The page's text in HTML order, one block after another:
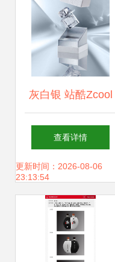
灰白银 站酷Zcool
平台上的创意设计
宝藏
查看详情
更新时间：2026-08-06
23:13:54